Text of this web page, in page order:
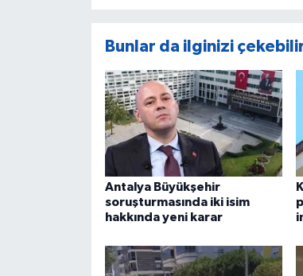
Bunlar da ilginizi
Antalya Büyükşehir
soruşturmasında iki isim
hakkında yeni karar